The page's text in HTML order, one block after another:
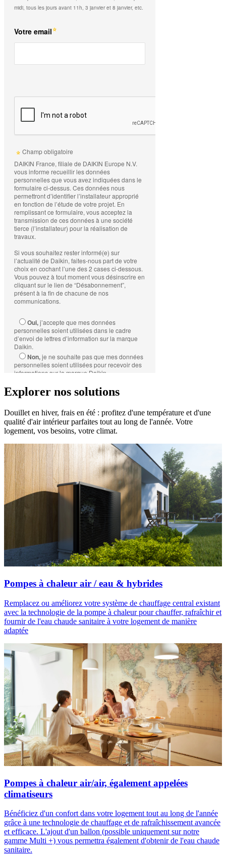
Explorer nos solutions
Douillet en hiver, frais en été : profitez d'une température et d'une
qualité d'air intérieur parfaites tout au long de l'année. Votre
logement, vos besoins, votre climat.
Pompes à chaleur air / eau & hybrides
Remplacez ou améliorez votre système de chauffage central existant
avec la technologie de la pompe à chaleur pour chauffer, rafraîchir et
fournir de l'eau chaude sanitaire à votre logement de manière
adaptée
Pompes à chaleur air/air, également appelées
climatiseurs
Bénéficiez d'un confort dans votre logement tout au long de l'année
grâce à une technologie de chauffage et de rafraîchissement avancée
et efficace. L'ajout d'un ballon (possible uniquement sur notre
gamme Multi +) vous permettra également d'obtenir de l'eau chaude
sanitaire.